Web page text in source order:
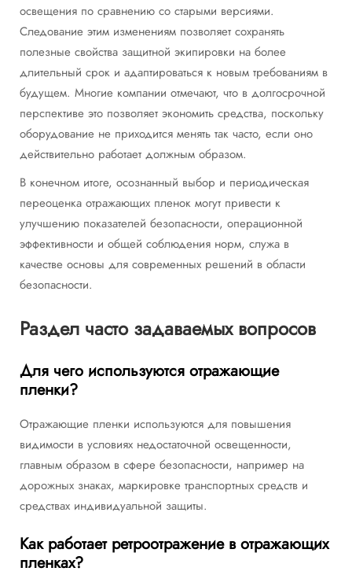
освещения по сравнению со старыми версиями.
Следование этим изменениям позволяет сохранять
полезные свойства защитной экипировки на более
длительный срок и адаптироваться к новым требованиям в
будущем. Многие компании отмечают, что в долгосрочной
перспективе это позволяет экономить средства, поскольку
оборудование не приходится менять так часто, если оно
действительно работает должным образом.
В конечном итоге, осознанный выбор и периодическая
переоценка отражающих пленок могут привести к
улучшению показателей безопасности, операционной
эффективности и общей соблюдения норм, служа в
качестве основы для современных решений в области
безопасности.
Раздел часто задаваемых вопросов
Для чего используются отражающие
пленки?
Отражающие пленки используются для повышения
видимости в условиях недостаточной освещенности,
главным образом в сфере безопасности, например на
дорожных знаках, маркировке транспортных средств и
средствах индивидуальной защиты.
Как работает ретроотражение в отражающих
пленках?